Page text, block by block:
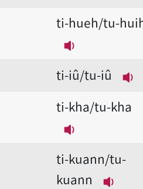
ti-hueh/tu-
播放音讀ti-
ti-iû/tu-iû
ti-kha/tu-kha
播放音讀ti-
ti-kuann/tu-
kuann